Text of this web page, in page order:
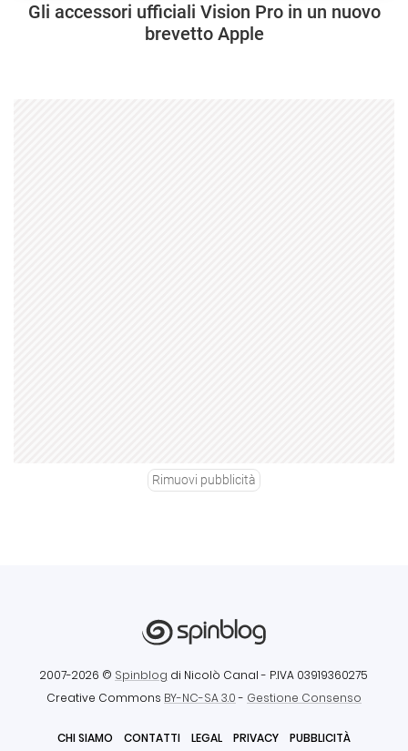
Gli accessori ufficiali Vision Pro in un nuovo
brevetto Apple
Rimuovi pubblicità
2007-2026 © Spinblog di Nicolò Canal - P.IVA 03919360275
Creative Commons BY-NC-SA 3.0- Gestione Consenso
CHI SIAMO CONTATTI LEGAL PRIVACY PUBBLICITÀ